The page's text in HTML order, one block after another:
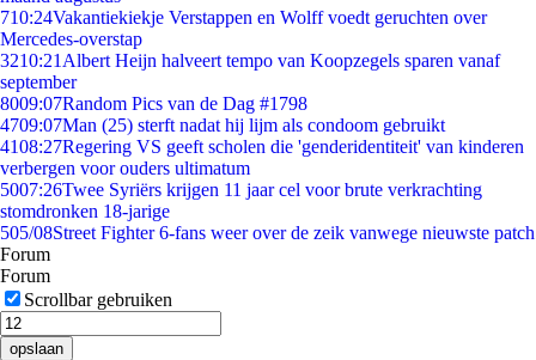
710:24Vakantiekiekje Verstappen en Wolff voedt geruchten over
Mercedes-overstap
3210:21 Albert Heijn halveert tempo van Koopzegels sparen vanaf
september
8009:07Random Pics van de Dag #1798
4709:07Man (25) sterft nadat hij lijm als condoom gebruikt
4108:27Regering VS geeft scholen die 'genderidentiteit' van kinderen
verbergen voor ouders ultimatum
5007:26Twee Syriërs krijgen 11 jaar cel voor brute verkrachting
stomdronken 18-jarige
505/08Street Fighter 6-fans weer over de zeik vanwege nieuwste patch
Forum
Forum
Scrollbar gebruiken
opslaan